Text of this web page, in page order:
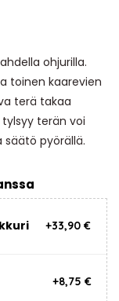
ohjurilla.
toinen kaarevien
terä takaa
terän voi
pyörällä.
+33,90 €
+8,75 €